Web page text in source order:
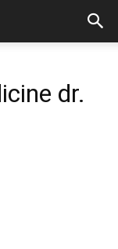
dr.